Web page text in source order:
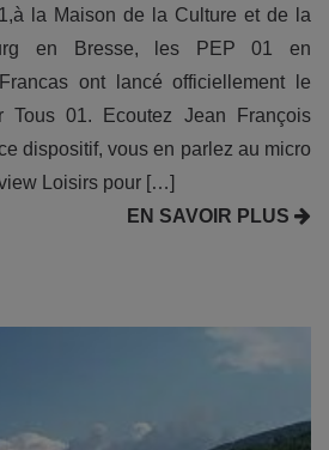
la Maison de la Culture et de la
en Bresse, les PEP 01 en
ont lancé officiellement le
Tous 01. Ecoutez Jean François
dispositif, vous en parlez au micro
Loisirs pour […]
EN SAVOIR PLUS